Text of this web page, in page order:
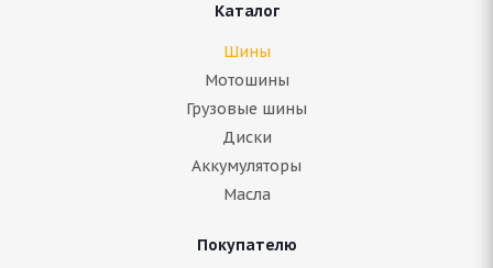
Каталог
Шины
Мотошины
Грузовые шины
Диски
Аккумуляторы
Масла
Покупателю